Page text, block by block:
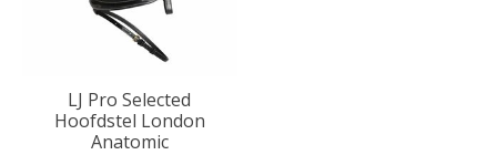
LJ Pro Selected
Hoofdstel London
Anatomic